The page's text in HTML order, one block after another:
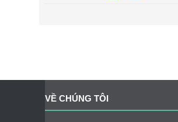
VỀ CHÚNG TÔI